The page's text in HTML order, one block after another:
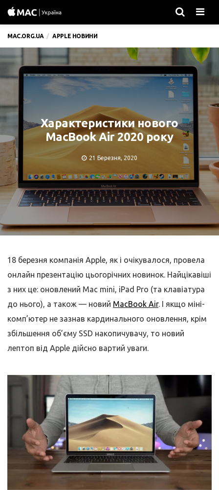
MAC.ORG.UA APPLE НОВИНИ
Характеристики нового
MacBook Air 2020 року
21 Березня, 2020
18 березня компанія Apple, як і очікувалося, провела
онлайн презентацію цьогорічних новинок. Найцікавіші
з них це: оновлений Mac mini, iPad Pro (та клавіатура
до нього), а також — новий MacBook Air. І якщо міні-
комп’ютер не зазнав кардинального оновлення, крім
збільшення об’єму SSD накопичувачу, то новий
лептоп від Apple дійсно вартий уваги.